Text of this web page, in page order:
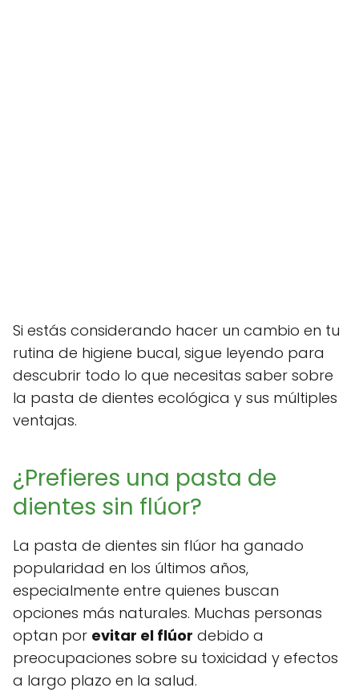
Si estás considerando hacer un cambio en tu
rutina de higiene bucal, sigue leyendo para
descubrir todo lo que necesitas saber sobre
la pasta de dientes ecológica y sus múltiples
ventajas.
¿Prefieres una pasta de
dientes sin flúor?
La pasta de dientes sin flúor ha ganado
popularidad en los últimos años,
especialmente entre quienes buscan
opciones más naturales. Muchas personas
optan por evitar el flúor debido a
preocupaciones sobre su toxicidad y efectos
a largo plazo en la salud.